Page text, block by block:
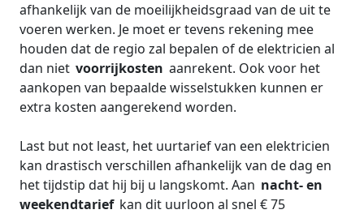
afhankelijk van de moeilijkheidsgraad van de uit te
voeren werken. Je moet er tevens rekening mee
houden dat de regio zal bepalen of de elektricien al
dan niet voorrijkosten aanrekent. Ook voor het
aankopen van bepaalde wisselstukken kunnen er
extra kosten aangerekend worden.
Last but not least, het uurtarief van een elektricien
kan drastisch verschillen afhankelijk van de dag en
het tijdstip dat hij bij u langskomt. Aan nacht- en
weekendtarief kan dit uurloon al snel € 75